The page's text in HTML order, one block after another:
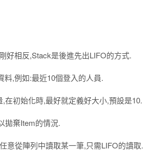
相反,Stack是後進先出LIFO的方式.
料,例如:最近10個登入的人員.
,在初始化時,最好就定義好大小,預設是10.
拋棄Item的情況.
意從陣列中讀取某一筆,只需LIFO的讀取.